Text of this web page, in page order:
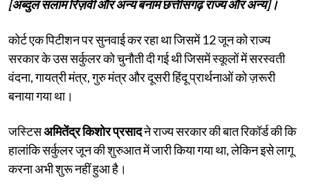
[अब्दुल सलाम रिज़वी और अन्य बनाम छत्तीसगढ़ राज्य और अन्य]।
कोर्ट एक पिटीशन पर सुनवाई कर रहा था जिसमें 12 जून को राज्य
सरकार के उस सर्कुलर को चुनौती दी गई थी जिसमें स्कूलों में सरस्वती
वंदना, गायत्री मंत्र, गुरु मंत्र और दूसरी हिंदू प्रार्थनाओं को ज़रूरी
बनाया गया था।
जस्टिसअमितेंद्र किशोर प्रसादने राज्य सरकार की बात रिकॉर्ड की कि
हालांकि सर्कुलर जून की शुरुआत में जारी किया गया था, लेकिन इसे लागू
करना अभी शुरू नहीं हुआ है।